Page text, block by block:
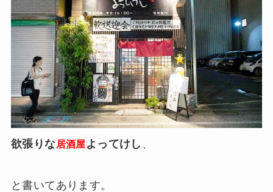
欲張りな居酒屋よってけし 、
と書いてあります。